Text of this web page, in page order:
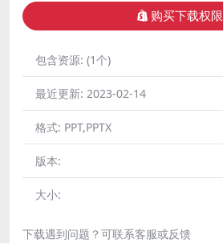
购买下载权限
包含资源: (1个)
最近更新: 2023-02-14
格式: PPT,PPTX
版本:
大小:
下载遇到问题？可联系客服或反馈